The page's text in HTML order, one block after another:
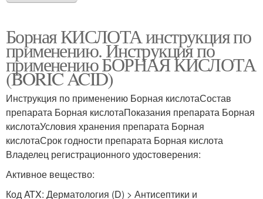
Борная КИСЛОТА инструкция по
применению. Инструкция по
применению БОРНАЯ КИСЛОТА
(BORIC ACID)
Инструкция по применению Борная кислотаСостав
препарата Борная кислотаПоказания препарата Борная
кислотаУсловия хранения препарата Борная
кислотаСрок годности препарата Борная кислота
Владелец регистрационного удостоверения:
Активное вещество:
Код ATX: Дерматология (D) > Антисептики и